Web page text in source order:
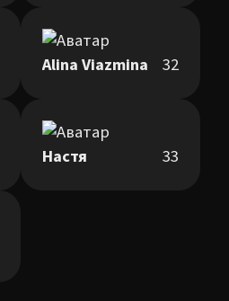
Alina Viazmina 32
Настя 33